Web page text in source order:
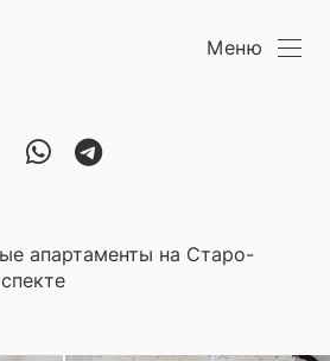
Меню
апартаменты на Старо-